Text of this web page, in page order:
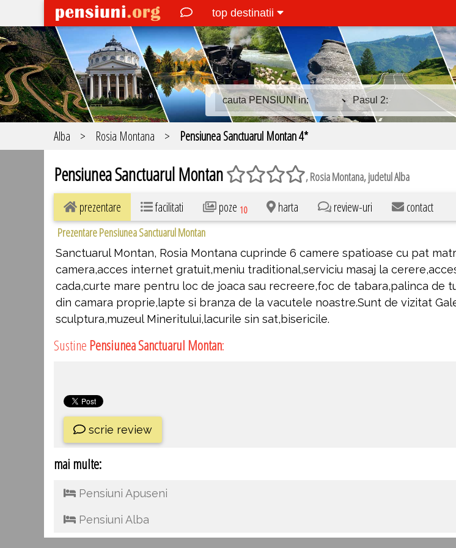
top destinatii
Alba > Rosia Montana > Pensiunea Sanctuarul Montan 4*
Pensiunea Sanctuarul Montan , Rosia Montana, judetul Alba
prezentare facilitati poze 10 harta review-uri contact
Prezentare Pensiunea Sanctuarul Montan
Sanctuarul Montan, Rosia Montana cuprinde 6 camere spatioase cu pat
camera,acces internet gratuit,meniu traditional,serviciu masaj la
cada,curte mare pentru loc de joaca sau recreere,foc de tabara,palinca de
din camara proprie,lapte si branza de la vacutele noastre.Sunt de vizitat
sculptura,muzeul Mineritului,lacurile sin sat,bisericile.
Sustine Pensiunea Sanctuarul Montan:
scrie review
mai multe:
Pensiuni Apuseni
Pensiuni Alba